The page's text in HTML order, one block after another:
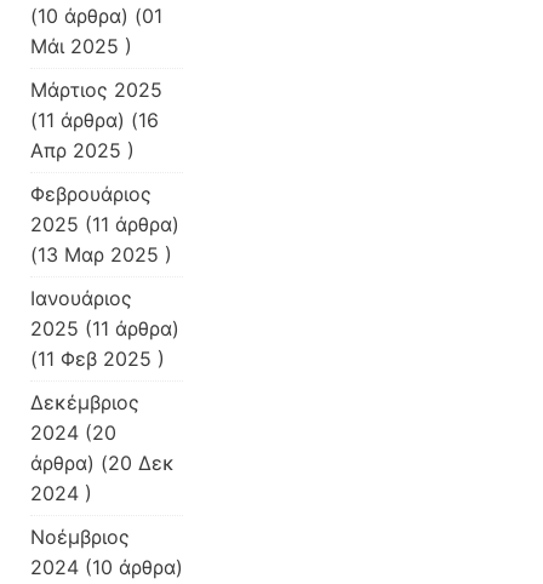
(10 άρθρα) (01
Μάι 2025 )
Μάρτιος 2025
(11 άρθρα) (16
Απρ 2025 )
Φεβρουάριος
2025 (11 άρθρα)
(13 Μαρ 2025 )
Ιανουάριος
2025 (11 άρθρα)
(11 Φεβ 2025 )
Δεκέμβριος
2024 (20
άρθρα) (20 Δεκ
2024 )
Νοέμβριος
2024 (10 άρθρα)